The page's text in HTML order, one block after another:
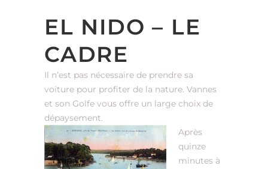
EL NIDO – LE
CADRE
Il n’est pas nécessaire de prendre sa
voiture pour profiter de la nature. Vannes
et son Golfe vous offre un large choix de
dépaysement.
Après
quinze
minutes à